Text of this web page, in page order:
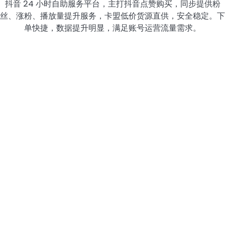
抖音 24 小时自助服务平台，主打抖音点赞购买，同步提供粉
丝、涨粉、播放量提升服务，卡盟低价货源直供，安全稳定。下
单快捷，数据提升明显，满足账号运营流量需求。